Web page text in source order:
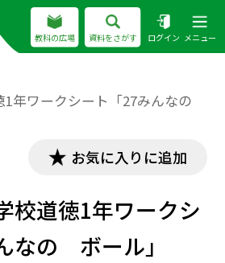
教科の広場 資料をさがす ログイン メニュー
1年ワークシート「27みんなの
お気に入りに追加
校道徳1年ワークシ
なの ボール」